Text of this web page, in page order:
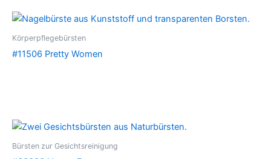
Körperpflegebürsten
#11506 Pretty Women
Bürsten zur Gesichtsreinigung